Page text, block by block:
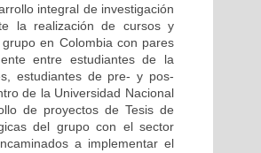
integral de investigación
la realización de cursos y
en Colombia con pares
entre estudiantes de la
estudiantes de pre- y pos-
de la Universidad Nacional
de proyectos de Tesis de
del grupo con el sector
a implementar el